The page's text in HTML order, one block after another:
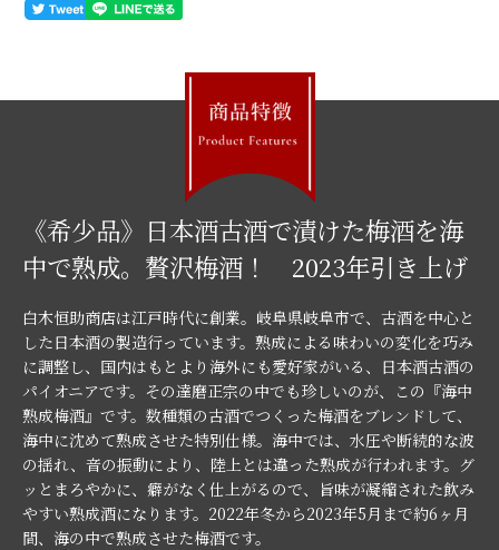
《希少品》日本酒古酒で漬けた梅酒を海
中で熟成。贅沢梅酒！ 2023年引き上げ
白木恒助商店は江戸時代に創業。岐阜県岐阜市で、古酒を中心と
した日本酒の製造行っています。熟成による味わいの変化を巧み
に調整し、国内はもとより海外にも愛好家がいる、日本酒古酒の
パイオニアです。その達磨正宗の中でも珍しいのが、この『海中
熟成梅酒』です。数種類の古酒でつくった梅酒をブレンドして、
海中に沈めて熟成させた特別仕様。海中では、水圧や断続的な波
の揺れ、音の振動により、陸上とは違った熟成が行われます。グ
ッとまろやかに、癖がなく仕上がるので、旨味が凝縮された飲み
やすい熟成酒になります。2022年冬から2023年5月まで約6ヶ月
間、海の中で熟成させた梅酒です。